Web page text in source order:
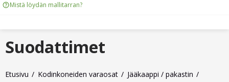
Mistä löydän mallitarran?
Etusivu Kodinkoneiden varaosat
Jääkaappi / pakastin
Suodattimet